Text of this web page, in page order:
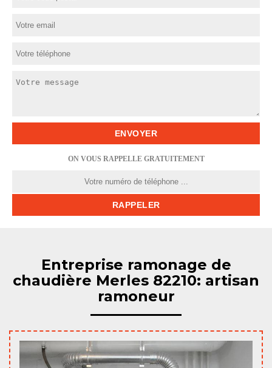
ON VOUS RAPPELLE GRATUITEMENT
Entreprise ramonage de
chaudière Merles 82210: artisan
ramoneur